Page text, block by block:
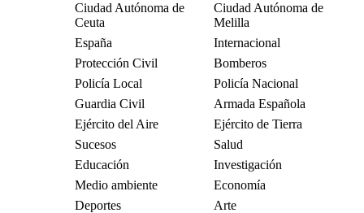
Ciudad Autónoma de
Ceuta
Ciudad Autónoma de
Melilla
España
Internacional
Protección Civil
Bomberos
Policía Local
Policía Nacional
Guardia Civil
Armada Española
Ejército del Aire
Ejército de Tierra
Sucesos
Salud
Educación
Investigación
Medio ambiente
Economía
Deportes
Arte